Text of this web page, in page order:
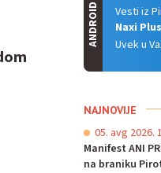
Vesti iz
Naxi
Uvek u
ANDROID
NAJNOVIJE
05. avg 2026.
Manifest ANI
na braniku